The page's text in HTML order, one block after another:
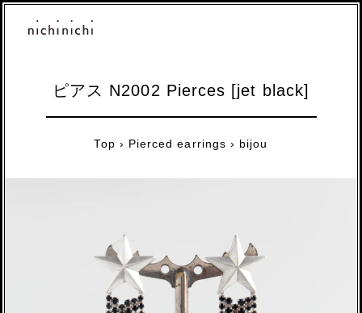
ピアス N2002 Pierces [jet black]
Top › Pierced earrings › bijou